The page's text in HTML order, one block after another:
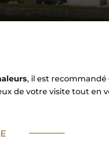
, il est
de votre visite tout en